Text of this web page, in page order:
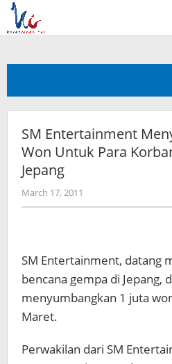
Skip
content
SM Entertainment
Won Untuk Para
Jepang
March 17, 2011
Koreanindo
SM Entertainment, datang
bencana gempa di Jepang,
menyumbangkan 1 juta
Maret.
Perwakilan dari SM